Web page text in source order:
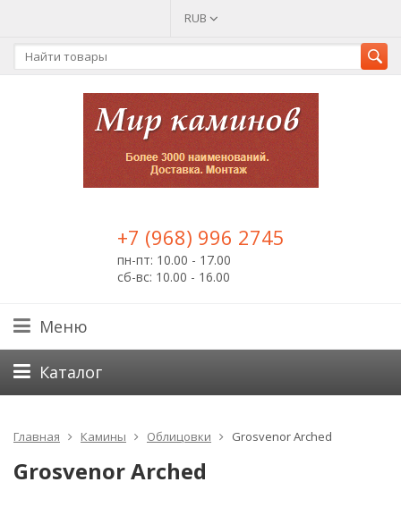
RUB
+7 (968) 996 2745
пн-пт: 10.00 - 17.00
сб-вс: 10.00 - 16.00
Меню
Каталог
Главная Камины Облицовки Grosvenor Arched
Grosvenor Arched